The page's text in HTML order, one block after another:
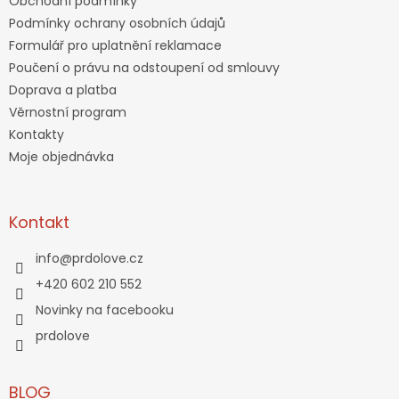
Podmínky ochrany osobních údajů
Formulář pro uplatnění reklamace
Poučení o právu na odstoupení od smlouvy
Doprava a platba
Věrnostní program
Kontakty
Moje objednávka
Kontakt
info@prdolove.cz
+420 602 210 552
Novinky na facebooku
prdolove
BLOG